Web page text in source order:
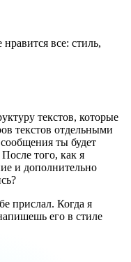
все: стиль,
текстов, которые
текстов отдельными
ты будет
того, как я
и дополнительно
прислал. Когда я
его в стиле